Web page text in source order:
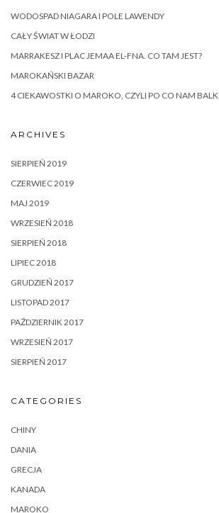
WODOSPAD NIAGARA I POLE LAWENDY
CAŁY ŚWIAT W ŁODZI
MARRAKESZ I PLAC JEMAA EL-FNA. CO TAM JEST?
MAROKAŃSKI BAZAR
4 CIEKAWOSTKI O MAROKO, CZYLI PO CO NAM
ARCHIVES
SIERPIEŃ 2019
CZERWIEC 2019
MAJ 2019
WRZESIEŃ 2018
SIERPIEŃ 2018
LIPIEC 2018
GRUDZIEŃ 2017
LISTOPAD 2017
PAŹDZIERNIK 2017
WRZESIEŃ 2017
SIERPIEŃ 2017
CATEGORIES
CHINY
DANIA
GRECJA
KANADA
MAROKO